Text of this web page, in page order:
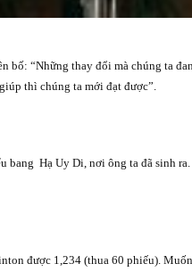
bố: “Những thay đổi mà chúng ta
thì chúng ta mới đạt được”.
bang Hạ Uy Di, nơi ông ta đã sinh
được 1,234 (thua 60 phiếu).